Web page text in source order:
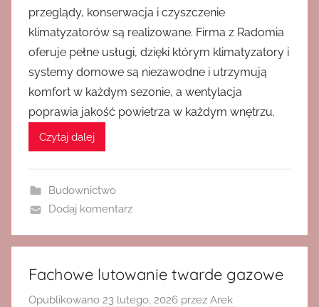
przeglądy, konserwacja i czyszczenie
klimatyzatorów są realizowane. Firma z Radomia
oferuje pełne usługi, dzięki którym klimatyzatory i
systemy domowe są niezawodne i utrzymują
komfort w każdym sezonie, a wentylacja
poprawia jakość powietrza w każdym wnętrzu.
Czytaj dalej
Budownictwo
Dodaj komentarz
Fachowe lutowanie twarde gazowe
Opublikowano 23 lutego, 2026 przez Arek